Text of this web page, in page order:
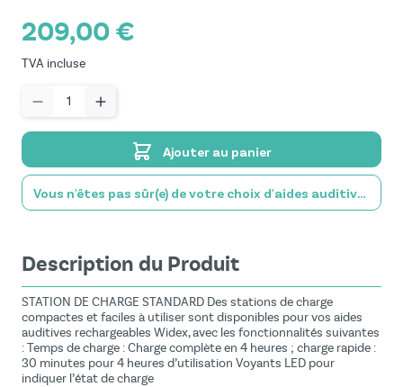
209,00 €
TVA incluse
Ajouter au panier
Vous n'êtes pas sûr(e) de votre choix d'aides auditives?
Description du Produit
STATION DE CHARGE STANDARD Des stations de charge
compactes et faciles à utiliser sont disponibles pour vos aides
auditives rechargeables Widex, avec les fonctionnalités suivantes
: Temps de charge : Charge complète en 4 heures ; charge rapide :
30 minutes pour 4 heures d’utilisation Voyants LED pour
indiquer l’état de charge